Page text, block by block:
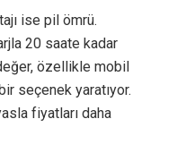
ise pil ömrü.
20 saate kadar
özellikle mobil
seçenek yaratıyor.
fiyatları daha